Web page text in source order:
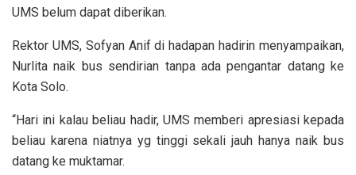
UMS belum dapat diberikan.
Rektor UMS, Sofyan Anif di hadapan hadirin menyampaikan,
Nurlita naik bus sendirian tanpa ada pengantar datang ke
Kota Solo.
“Hari ini kalau beliau hadir, UMS memberi apresiasi kepada
beliau karena niatnya yg tinggi sekali jauh hanya naik bus
datang ke muktamar.